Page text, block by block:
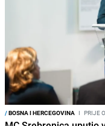
/BOSNA I HERCEGOVINA I PRIJE